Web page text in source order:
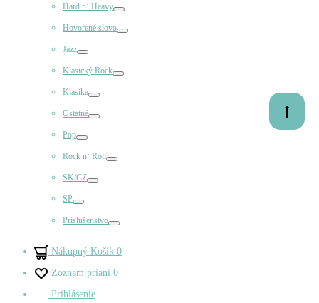
Hard n‘ Heavy
Hovorené slovo
Jazz
Klasický Rock
Klasika
Ostatné
Pop
Rock n‘ Roll
SK/CZ
SP
Príslušenstvo
Nákupný Košík 0
Zoznam prianí 0
Prihlásenie